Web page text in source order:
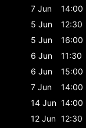
7 Jun
14:00
5 Jun
12:30
5 Jun
16:00
6 Jun
11:30
6 Jun
15:00
7 Jun
14:00
14 Jun 14:00
12 Jun 12:30